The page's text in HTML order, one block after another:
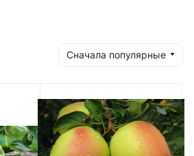
Сначала популярные